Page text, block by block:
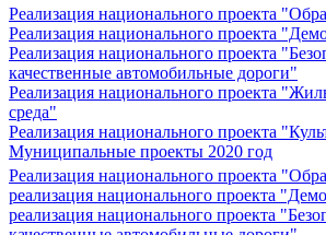
Реализация национального проекта
Реализация национального проекта
Реализация национального проекта
качественные автомобильные дороги"
Реализация национального проекта
среда"
Реализация национального проекта
Муниципальные проекты 2020 год
Реализация национального проекта
реализация национального проекта
реализация национального проекта